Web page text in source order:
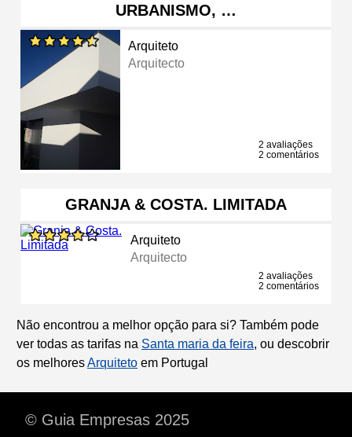
URBANISMO, …
Arquiteto
Arquitecto
2 avaliações
2 comentários
GRANJA & COSTA. LIMITADA
Arquiteto
Arquitecto
2 avaliações
2 comentários
Não encontrou a melhor opção para si? Também pode
ver todas as tarifas na Santa maria da feira, ou descobrir
os melhoresArquiteto em Portugal
© Guia Empresas 2025